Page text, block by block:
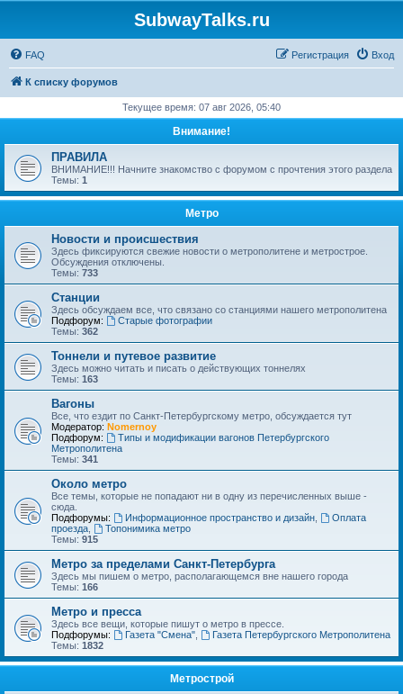
SubwayTalks.ru
FAQ Вход
Регистрация
К списку форумов
Текущее время: 07 авг 2026, 05:40
Внимание!
ПРАВИЛА
ВНИМАНИЕ!!! Начните знакомство с форумом с прочтения этого раздела
Темы: 1
Метро
Новости и происшествия
Здесь фиксируются свежие новости о метрополитене и метрострое.
Обсуждения отключены.
Темы: 733
Станции
Здесь обсуждаем все, что связано со станциями нашего метрополитена
Подфорум:
Старые фотографии
Темы: 362
Тоннели и путевое развитие
Здесь можно читать и писать о действующих тоннелях
Темы: 163
Вагоны
Все, что ездит по Санкт-Петербургскому метро, обсуждается тут
Модератор: Nomernoy
Подфорум:
Типы и модификации вагонов Петербургского
Метрополитена
Темы: 341
Около метро
Все темы, которые не попадают ни в одну из перечисленных выше -
сюда.
Подфорумы:
Информационное пространство и дизайн,
Оплата
проезда
Топонимика метро
Темы: 915
Метро за пределами Санкт-Петербурга
Здесь мы пишем о метро, располагающемся вне нашего города
Темы: 166
Метро и пресса
Здесь все вещи, которые пишут о метро в прессе.
Подфорумы:
Газета "Смена",
Газета Петербургского Метрополитена
Темы: 1832
Метрострой